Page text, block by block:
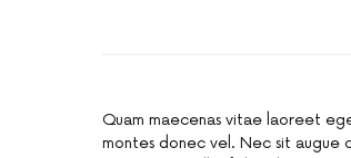
Quam maecenas vitae laoreet
montes donec vel. Nec sit augue